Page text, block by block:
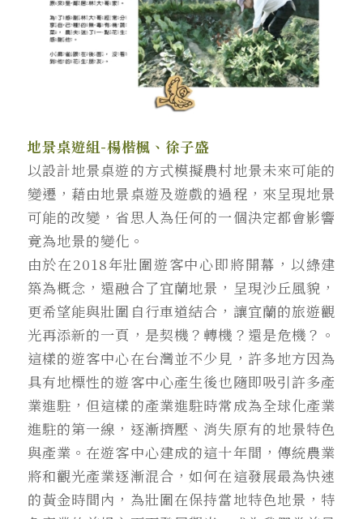
地景桌遊組-楊楷楓、徐子盛
以設計地景桌遊的方式模擬農村地景未來可能的
變遷，藉由地景桌遊及遊戲的過程，來呈現地景
可能的改變，省思人為任何的一個決定都會影響
竟為地景的變化。
由於在2018年壯圍遊客中心即將開幕，以綠建
築為概念，還融合了宜蘭地景，呈現沙丘風貌，
更希望能與壯圍自行車道結合，讓宜蘭的旅遊觀
光再添新的一頁，是契機？轉機？還是危機？。
這樣的遊客中心在台灣並不少見，許多地方因為
具有地標性的遊客中心產生後也隨即吸引許多產
業進駐，但這樣的產業進駐時常成為全球化產業
進駐的第一線，逐漸擠壓、消失原有的地景特色
與產業。在遊客中心建成的這十年間，傳統農業
將和觀光產業逐漸混合，如何在這發展最為快速
的黃金時間內，為壯圍在保持當地特色地景，特